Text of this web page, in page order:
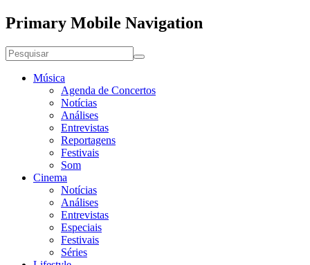
Primary Mobile Navigation
Música
Agenda de Concertos
Notícias
Análises
Entrevistas
Reportagens
Festivais
Som
Cinema
Notícias
Análises
Entrevistas
Especiais
Festivais
Séries